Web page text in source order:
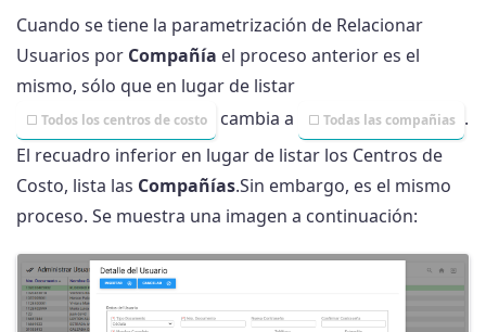
Cuando se tiene la parametrización de Relacionar
Usuarios por Compañía el proceso anterior es el
mismo, sólo que en lugar de listar
Todos los centros de costo cambia a Todas las compañias .
El recuadro inferior en lugar de listar los Centros de
Costo, lista las Compañías.Sin embargo, es el mismo
proceso. Se muestra una imagen a continuación: